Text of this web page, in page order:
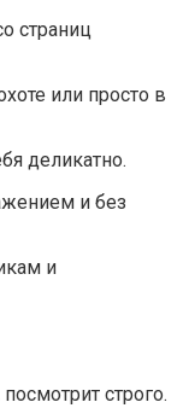
страниц
или просто в
деликатно.
и без
и
строго.